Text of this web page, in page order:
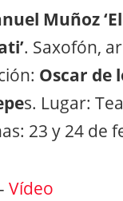
Muñoz
. Saxofón,
Oscar de
s. Lugar:
23 y 24 de
Vídeo